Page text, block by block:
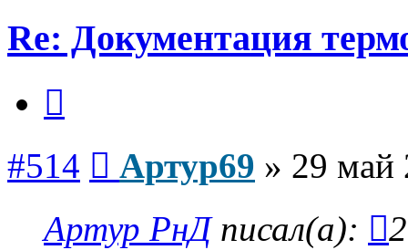
Re: Документация
#514 Артур69 » 29 май
Артур РнДписал(а):